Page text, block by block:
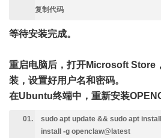
复制代码
等待安装完成。
重启电脑后，打开Microsoft Store
装，设置好用户名和密码。
在Ubuntu终端中，重新安装
sudo apt update && sudo apt
install -g openclaw@latest